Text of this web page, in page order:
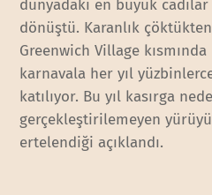
dünyadaki en büyük
dönüştü. Karanlık çöktükten
Greenwich Village
karnavala her yıl
katılıyor. Bu yıl kasırga
gerçekleştirilemeyen
ertelendiği açıklandı.